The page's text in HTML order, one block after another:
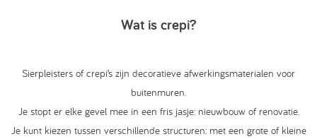
Wat is crepi?
Sierpleisters of crepi’s zijn decoratieve afwerkingsmaterialen voor
buitenmuren.
Je stopt er elke gevel mee in een fris jasje: nieuwbouw of renovatie.
Je kunt kiezen tussen verschillende structuren: met een grote of kleine